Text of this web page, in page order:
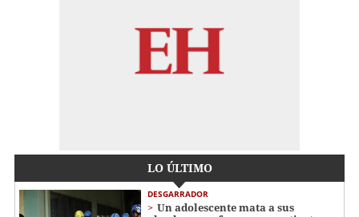
LO ÚLTIMO
DESGARRADOR
Un adolescente mata a sus